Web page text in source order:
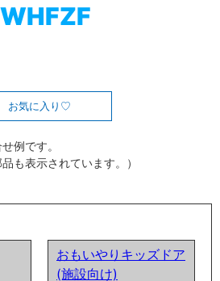
お気に入り
例です。
も表示されています。）
おもいやりキッズドア
(施設向け)